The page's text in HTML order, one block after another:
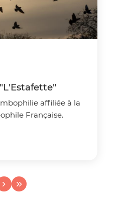
affiliée à la
Française.
courante
à la page 2
suivante
Aller à la dernière page